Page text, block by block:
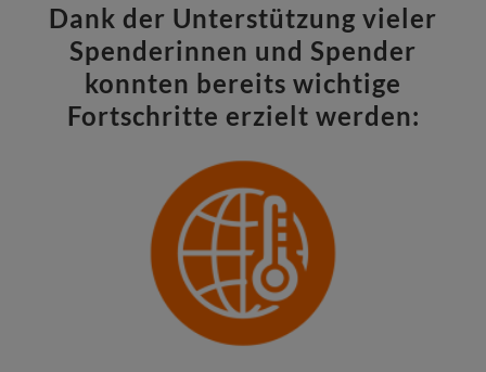
Dank der Unterstützung vieler
Spenderinnen und Spender
konnten bereits wichtige
Fortschritte erzielt werden: